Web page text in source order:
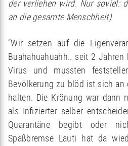
der verliehen wird. Nur soviel:
an die gesamte Menschheit)
“Wir setzen auf die
Buahahuahuahh.. seit 2
Virus und mussten
Bevölkerung zu blöd ist sich an
halten. Die Krönung war dann
als Infizierter selber
Quarantäne begibt oder
Spaßbremse Lauti hat da